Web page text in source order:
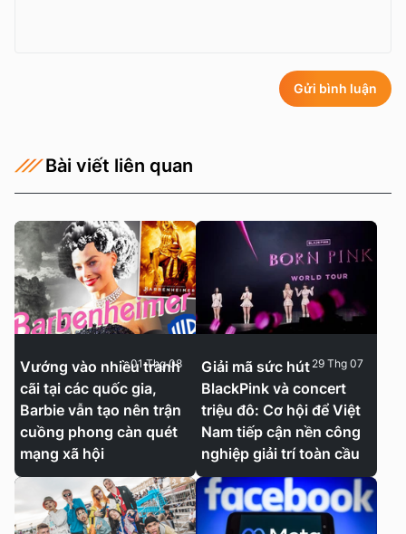
Gửi bình luận
Bài viết liên quan
Vướng vào nhiều tranh
cãi tại các quốc gia,
Barbie vẫn tạo nên trận
cuồng phong càn quét
mạng xã hội
01 Thg 08
Giải mã sức hút
BlackPink và concert
triệu đô: Cơ hội để Việt
Nam tiếp cận nền công
nghiệp giải trí toàn cầu
29 Thg 07